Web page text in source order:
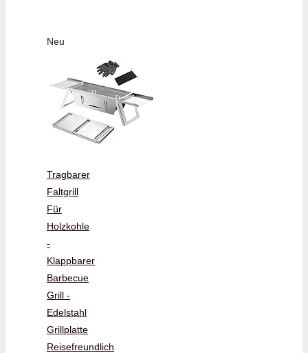
Neu
Tragbarer
Faltgrill
Für
Holzkohle
-
Klappbarer
Barbecue
Grill -
Edelstahl
Grillplatte
Reisefreundlich